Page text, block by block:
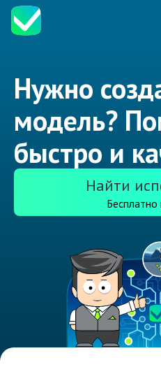
Нужно
модель?
быстро и
Найти